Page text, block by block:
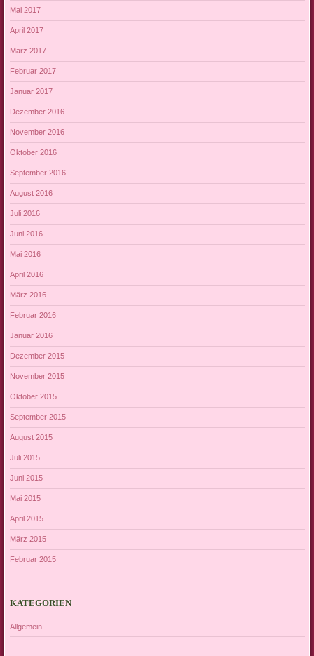
Mai 2017
April 2017
März 2017
Februar 2017
Januar 2017
Dezember 2016
November 2016
Oktober 2016
September 2016
August 2016
Juli 2016
Juni 2016
Mai 2016
April 2016
März 2016
Februar 2016
Januar 2016
Dezember 2015
November 2015
Oktober 2015
September 2015
August 2015
Juli 2015
Juni 2015
Mai 2015
April 2015
März 2015
Februar 2015
KATEGORIEN
Allgemein